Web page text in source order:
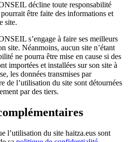
décline toute responsabilité
être faite des informations et
site.
s’engage à faire ses meilleurs
site. Néanmoins, aucun site n’étant
ne pourra être mise en cause si des
importées et installées sur son site à
les données transmises par
de l’utilisation du site sont détournées
par des tiers.
l’utilisation du site haitza.eus sont